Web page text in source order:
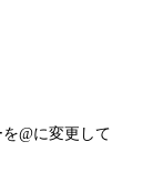
@に変更して